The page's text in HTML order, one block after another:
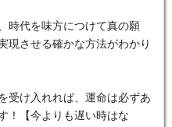
時代を味方につけて真の願
現させる確かな方法がわかり
受け入れれば、運命は必ずあ
！【今よりも遅い時はな